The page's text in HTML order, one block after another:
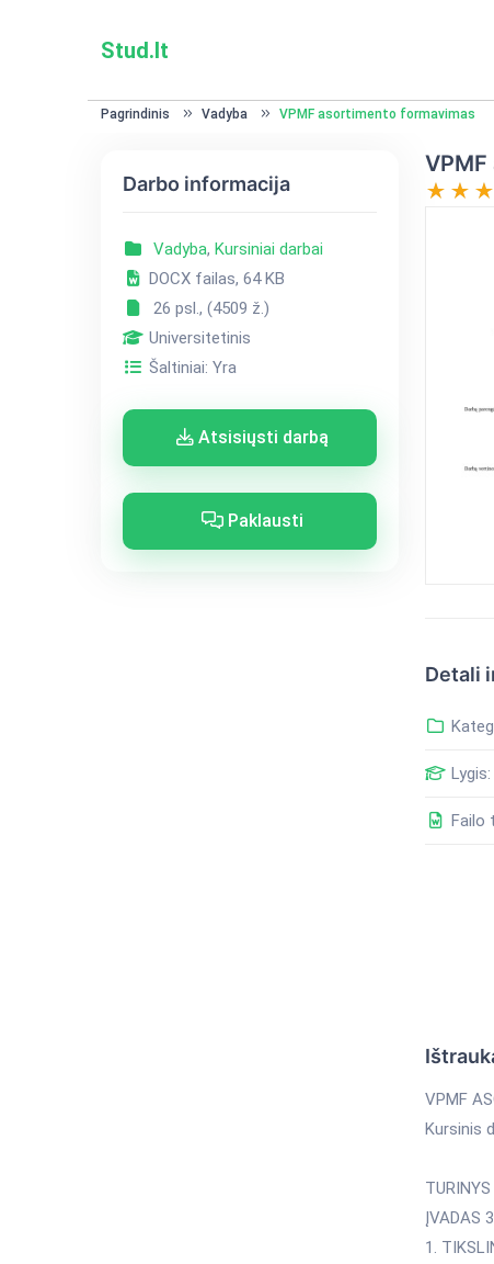
Stud.lt
Pagrindinis Vadyba VPMF asortimento formavimas
Darbo informacija
Vadyba, Kursiniai darbai
DOCX failas, 64 KB
26 psl., (4509 ž.)
Universitetinis
Šaltiniai: Yra
Atsisiųsti darbą
Paklausti
Detali
Lygis:
Failo
VPMF
Kursinis
TURINYS
ĮVADAS 3
1.